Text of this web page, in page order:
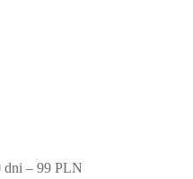
dni – 99 PLN